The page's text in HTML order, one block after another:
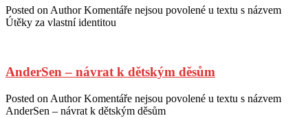
Posted on Author Komentáře nejsou povolené u textu s názvem
Útěky za vlastní identitou
AnderSen – návrat k dětským děsům
Posted on Author Komentáře nejsou povolené u textu s názvem
AnderSen – návrat k dětským děsům